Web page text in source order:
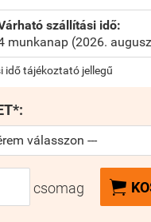
szállítási idő:
munkanap (2026.
idő tájékoztató jellegű
csomag 